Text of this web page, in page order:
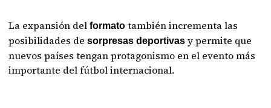
La expansión delformatotambién incrementa las
posibilidades desorpresas deportivas y permite que
nuevos países tengan protagonismo en el evento más
importante del fútbol internacional.